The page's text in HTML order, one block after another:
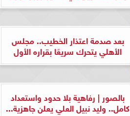
بعد صدمة اعتذار الخطيب.. مجلس
الأهلي يتحرك سريعًا بقراره الأول
بالصور | رفاهية بلا حدود واستعداد
كامل.. وليد نبيل العلي يعلن جاهزية...